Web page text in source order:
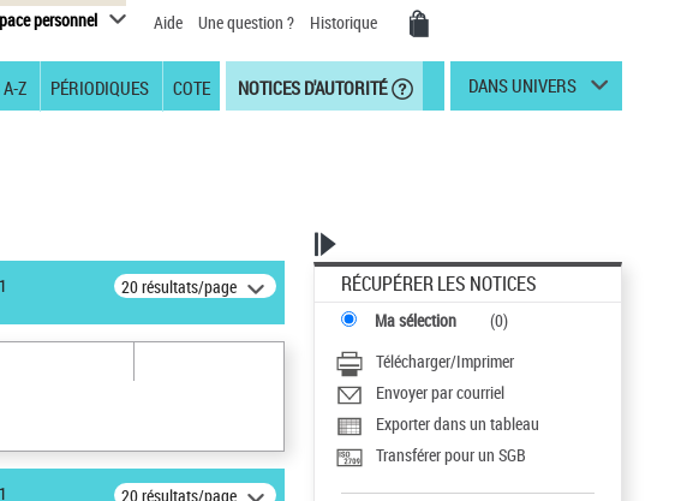
personnel Aide Une question ? Historique
Z PÉRIODIQUES COTE NOTICES D'AUTORITÉ DANS UNIVERS
20 résultats/page
20 résultats/page
RÉCUPÉRER LES NOTICES
Ma sélection (0)
Télécharger/Imprimer
Envoyer par courriel
Exporter dans un tableau
Transférer pour un SGB